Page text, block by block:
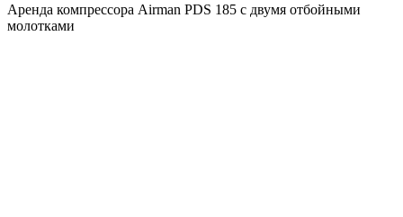
Аренда компрессора Airman PDS 185 с двумя отбойными
молотками